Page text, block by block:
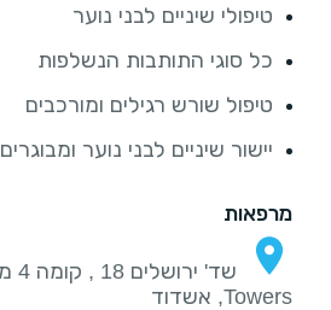
טיפולי שיניים לבני נוער
כל סוגי התותבות הנשלפות
טיפול שורש רגילים ומורכבים
יישור שיניים לבני נוער ומבוגרים
מרפאות
Towers, אשדוד